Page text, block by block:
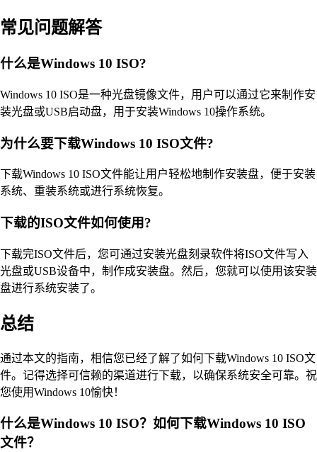
常见问题解答
什么是Windows 10 ISO?
Windows 10 ISO是一种光盘镜像文件，用户可以通过它来制作安
装光盘或USB启动盘，用于安装Windows 10操作系统。
为什么要下载Windows 10 ISO文件?
下载Windows 10 ISO文件能让用户轻松地制作安装盘，便于安装
系统、重装系统或进行系统恢复。
下载的ISO文件如何使用?
下载完ISO文件后，您可通过安装光盘刻录软件将ISO文件写入
光盘或USB设备中，制作成安装盘。然后，您就可以使用该安装
盘进行系统安装了。
总结
通过本文的指南，相信您已经了解了如何下载Windows 10 ISO文
件。记得选择可信赖的渠道进行下载，以确保系统安全可靠。祝
您使用Windows 10愉快！
什么是Windows 10 ISO？如何下载Windows 10 ISO
文件？